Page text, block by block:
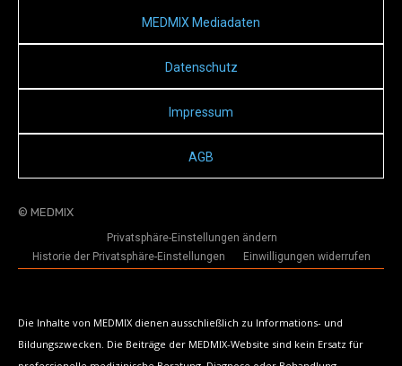
MEDMIX Mediadaten
Datenschutz
Impressum
AGB
© MEDMIX
Privatsphäre-Einstellungen ändern
Historie der Privatsphäre-Einstellungen
Einwilligungen widerrufen
Die Inhalte von MEDMIX dienen ausschließlich zu Informations- und
Bildungszwecken. Die Beiträge der MEDMIX-Website sind kein Ersatz für